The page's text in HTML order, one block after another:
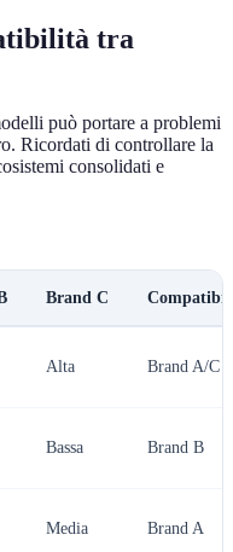
tra
può portare a problemi
Ricordati di controllare la
consolidati e
Brand C
Alta Brand A/C
Bassa Brand B
Media Brand A